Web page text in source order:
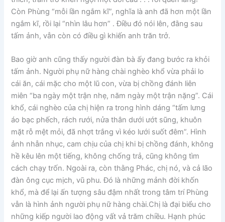
Còn Phùng “mỗi lần ngắm kĩ”, nghĩa là anh đã hơn một lần
ngắm kĩ, rồi lại “nhìn lâu hơn” . Điều đó nói lên, đằng sau
tấm ảnh, vẫn còn có điều gì khiến anh trăn trở.
Bao giờ anh cũng thấy người đàn bà ấy đang bước ra khỏi
tấm ảnh. Người phụ nữ hàng chài nghèo khổ vừa phải lo
cái ăn, cái mặc cho một lũ con, vừa bị chồng đánh liên
miên “ba ngày một trận nhẹ, năm ngày một trận nặng”. Cái
khổ, cái nghèo của chị hiện ra trong hình dáng “tấm lưng
áo bạc phếch, rách rưới, nửa thân dưới ướt sũng, khuôn
mặt rỗ mệt mỏi, đã nhợt trắng vì kéo lưới suốt đêm”. Hình
ảnh nhẫn nhục, cam chịu của chị khi bị chồng đánh, không
hề kêu lên một tiếng, không chống trả, cũng không tìm
cách chạy trốn. Ngoài ra, còn thằng Phác, chị nó, và cả lão
đàn ông cục mịch, vũ phu. Đó là những mảnh đời khốn
khổ, mà để lại ấn tượng sâu đậm nhất trong tâm trí Phùng
vẫn là hình ảnh người phụ nữ hàng chài.Chị là đại biểu cho
những kiếp người lao động vất vả trăm chiều. Hạnh phúc